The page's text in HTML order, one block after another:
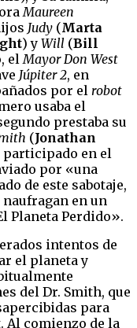
Maureen
Judy (Marta
) y Will (Bill
el Mayor Don West
Júpiter 2, en
por el robot
usaba el
prestaba su
(Jonathan
en el
por «una
de este sabotaje,
en un
Planeta Perdido».
intentos de
el planeta y
del Dr. Smith, que
para
Al comienzo de la